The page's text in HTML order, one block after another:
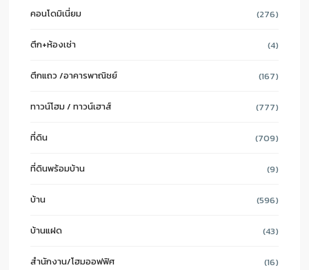
คอนโดมิเนี่ยม (276)
ตึก+ห้องเช่า (4)
ตึกแถว /อาคารพาณิชย์ (167)
ทาวน์โฮม / ทาวน์เฮาส์ (777)
ที่ดิน (709)
ที่ดินพร้อมบ้าน (9)
บ้าน (596)
บ้านแฝด (43)
สำนักงาน/โฮมออฟฟิศ (16)